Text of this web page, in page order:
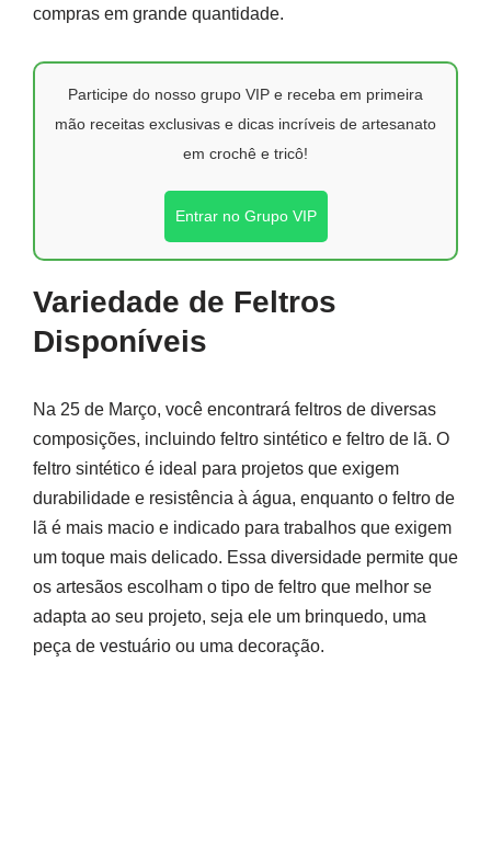
compras em grande quantidade.
Participe do nosso grupo VIP e receba em primeira
mão receitas exclusivas e dicas incríveis de artesanato
em crochê e tricô!
Entrar no Grupo VIP
Variedade de Feltros
Disponíveis
Na 25 de Março, você encontrará feltros de diversas
composições, incluindo feltro sintético e feltro de lã. O
feltro sintético é ideal para projetos que exigem
durabilidade e resistência à água, enquanto o feltro de
lã é mais macio e indicado para trabalhos que exigem
um toque mais delicado. Essa diversidade permite que
os artesãos escolham o tipo de feltro que melhor se
adapta ao seu projeto, seja ele um brinquedo, uma
peça de vestuário ou uma decoração.